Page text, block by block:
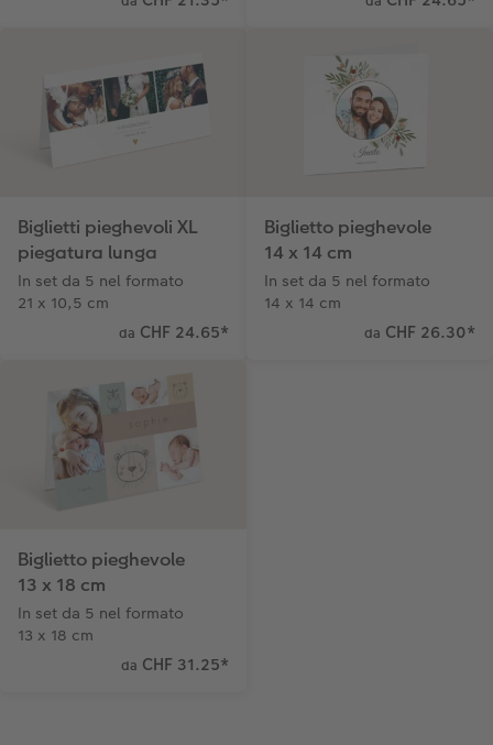
Biglietti pieghevoli XL
piegatura lunga
In set da 5 nel formato
21 x 10,5 cm
da CHF 24.65*
Biglietto pieghevole
14 x 14 cm
In set da 5 nel formato
14 x 14 cm
da CHF 26.30*
Biglietto pieghevole
13 x 18 cm
In set da 5 nel formato
13 x 18 cm
da CHF 31.25*